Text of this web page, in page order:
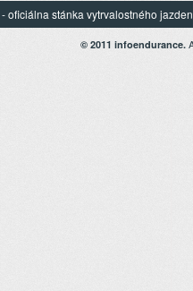
- oficiálna stánka vytrvalostného
© 2011 infoendurance.